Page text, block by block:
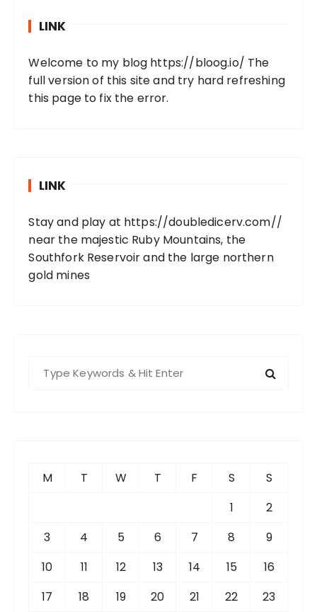
LINK
Welcome to my blog https://bloog.io/ The
full version of this site and try hard refreshing
this page to fix the error.
LINK
Stay and play at https://doubledicerv.com//
near the majestic Ruby Mountains, the
Southfork Reservoir and the large northern
gold mines
M T W T F S
S
1
2
3
4 5 6 7 8
9
10
11 12 13 14 15
16
17
18 19 20 21 22
23